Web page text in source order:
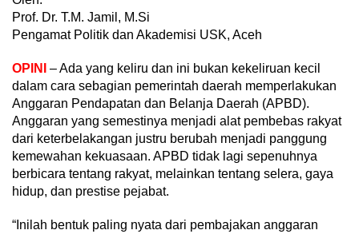
Prof. Dr. T.M. Jamil, M.Si
Pengamat Politik dan Akademisi USK, Aceh
OPINI
– Ada yang keliru dan ini bukan kekeliruan kecil
dalam cara sebagian pemerintah daerah memperlakukan
Anggaran Pendapatan dan Belanja Daerah (APBD).
Anggaran yang semestinya menjadi alat pembebas rakyat
dari keterbelakangan justru berubah menjadi panggung
kemewahan kekuasaan. APBD tidak lagi sepenuhnya
berbicara tentang rakyat, melainkan tentang selera, gaya
hidup, dan prestise pejabat.
“Inilah bentuk paling nyata dari pembajakan anggaran